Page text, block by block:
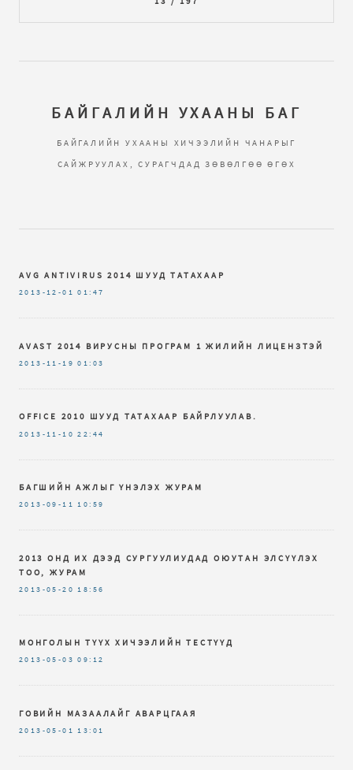
БАЙГАЛИЙН УХААНЫ БАГ
БАЙГАЛИЙН УХААНЫ ХИЧЭЭЛИЙН ЧАНАРЫГ
САЙЖРУУЛАХ, СУРАГЧДАД ЗӨВӨЛГӨӨ ӨГӨХ
AVG ANTIVIRUS 2014 ШУУД ТАТАХААР
2013-12-01 01:47
AVAST 2014 ВИРУСНЫ ПРОГРАМ 1 ЖИЛИЙН ЛИЦЕНЗТЭЙ
2013-11-19 01:03
OFFICE 2010 ШУУД ТАТАХААР БАЙРЛУУЛАВ.
2013-11-10 22:44
БАГШИЙН АЖЛЫГ ҮНЭЛЭХ ЖУРАМ
2013-09-11 10:59
2013 ОНД ИХ ДЭЭД СУРГУУЛИУДАД ОЮУТАН ЭЛСҮҮЛЭХ
ТОО, ЖУРАМ
2013-05-20 18:56
МОНГОЛЫН ТҮҮХ ХИЧЭЭЛИЙН ТЕСТҮҮД
2013-05-03 09:12
ГОВИЙН МАЗААЛАЙГ АВАРЦГААЯ
2013-05-01 13:01